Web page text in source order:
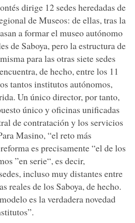
dirige 12 sedes heredadas de
de Museos: de ellas, tras la
a formar el museo autónomo
de Saboya, pero la estructura de
para las otras siete sedes
de hecho, entre los 11
tantos institutos autónomos,
Un único director, por tanto,
único y oficinas unificadas
de contratación y los servicios
Masino, “el reto más
es precisamente “el de los
”en serie“, es decir,
incluso muy distantes entre
reales de los Saboya, de hecho.
es la verdadera novedad